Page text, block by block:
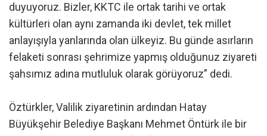
duyuyoruz. Bizler, KKTC ile ortak tarihi ve ortak
kültürleri olan aynı zamanda iki devlet, tek millet
anlayışıyla yanlarında olan ülkeyiz. Bu günde asırların
felaketi sonrası şehrimize yapmış olduğunuz ziyareti
şahsımız adına mutluluk olarak görüyoruz” dedi.
Öztürkler, Valilik ziyaretinin ardından Hatay
Büyükşehir Belediye Başkanı Mehmet Öntürk ile bir